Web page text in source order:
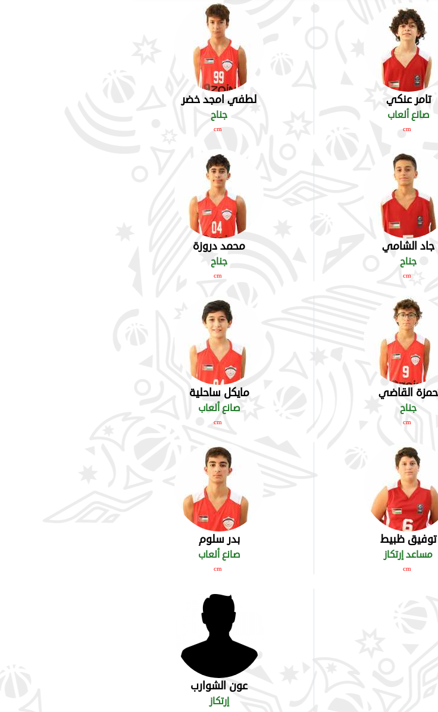
لطفي امجد خضر
جناح
cm
تامر عنكي
صانع ألعاب
cm
محمد دروزة
جناح
cm
جاد الشامي
جناح
cm
مايكل ساحلية
صانع ألعاب
cm
حمزة القاضي
جناح
cm
بدر سلوم
صانع ألعاب
cm
توفيق ظبيط
مساعد إرتكاز
cm
عون الشوارب
إرتكاز